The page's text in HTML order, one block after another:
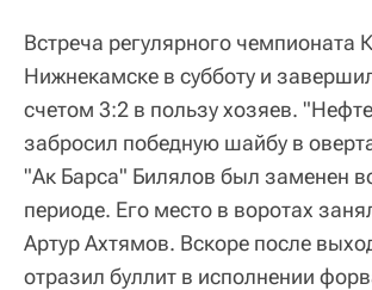
Встреча регулярного
Нижнекамске в субботу и
счетом 3:2 в пользу хозяев.
забросил победную шайбу в
"Ак Барса" Билялов был заменен
периоде. Его место в воротах
Артур Ахтямов. Вскоре после
отразил буллит в исполнении